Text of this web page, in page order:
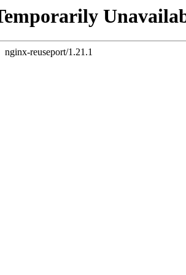
nginx-reuseport/1.21.1